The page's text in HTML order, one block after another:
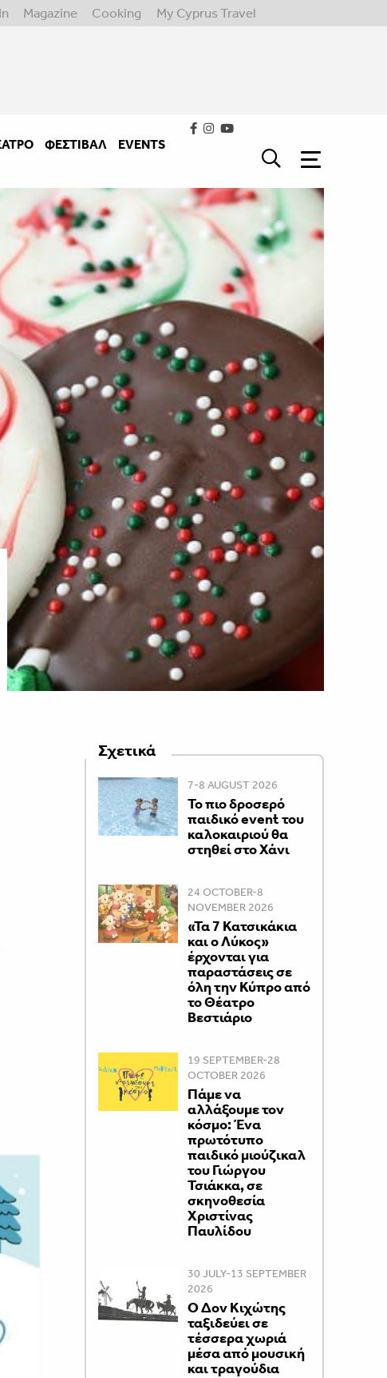
Magazine Cooking My Cyprus Travel
ΦΕΣΤΙΒΑΛ
EVENTS
Σχετικά
7-8 AUGUST 2026
Το πιο δροσερό
παιδικό event του
καλοκαιριού θα
στηθεί στο Χάνι
24 OCTOBER-8
NOVEMBER 2026
«Τα 7 Κατσικάκια
και ο Λύκος»
έρχονται για
παραστάσεις σε
όλη την Κύπρο από
το Θέατρο
Βεστιάριο
19 SEPTEMBER-28
OCTOBER 2026
Πάμε να
αλλάξουμε τον
κόσμο: Ένα
πρωτότυπο
παιδικό μιούζικαλ
του Γιώργου
Τσιάκκα, σε
σκηνοθεσία
Χριστίνας
Παυλίδου
30 JULY-13 SEPTEMBER
2026
Ο Δον Κιχώτης
ταξιδεύει σε
τέσσερα χωριά
μέσα από μουσική
και τραγούδια